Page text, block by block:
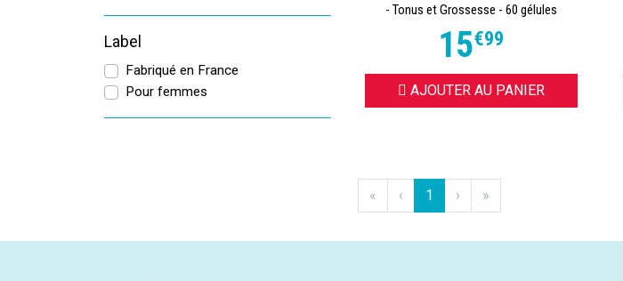
Label
Fabriqué en France
Pour femmes
- Tonus et Grossesse - 60 gélules
15€99
AJOUTER AU PANIER
« ‹ 1 › »